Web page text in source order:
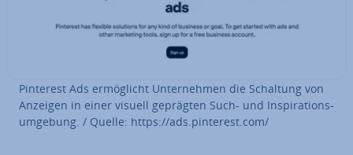
Pinterest Ads er­mög­licht Un­ter­neh­men die Schaltung von
Anzeigen in einer visuell geprägten Such- und In­spi­ra­ti­ons­
um­ge­bung. / Quelle: https://ads.pinterest.com/